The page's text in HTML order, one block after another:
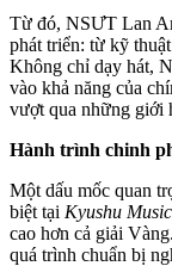
Từ đó, NSƯT Lan
phát triển: từ kỹ
Không chỉ dạy hát,
vào khả năng của
vượt qua những giới
Hành trình chinh
Một dấu mốc quan
biệt tại Kyushu
cao hơn cả giải
quá trình chuẩn bị